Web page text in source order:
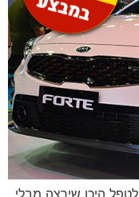
היכן שירצה מבלי